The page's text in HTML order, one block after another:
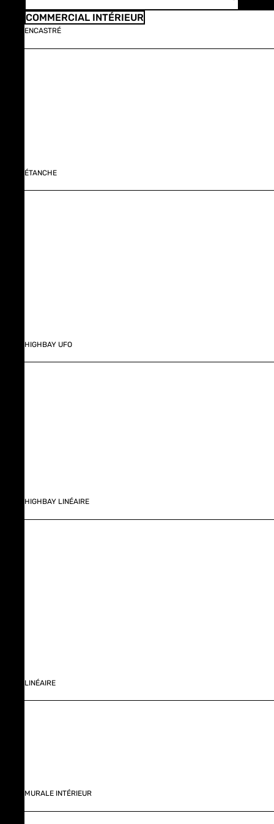
COMMERCIAL INTÉRIEUR
ENCASTRÉ
ÉTANCHE
HIGHBAY UFO
HIGHBAY LINÉAIRE
LINÉAIRE
MURALE INTÉRIEUR